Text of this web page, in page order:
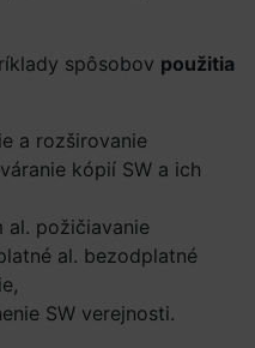
spôsobov použitia
a rozširovanie
kópií SW a ich
al. požičiavanie
al. bezodplatné
SW verejnosti.